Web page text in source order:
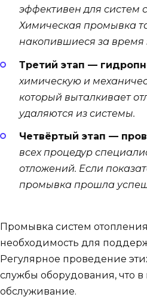
эффективен для систем
Химическая промывка
накопившиеся за время
Третий этап —
химическую и
который выталкивает
удаляются из системы.
Четвёртый этап —
всех процедур
отложений. Если
промывка прошла
Промывка систем
необходимость для
Регулярное проведение
службы оборудования, что в
обслуживание.